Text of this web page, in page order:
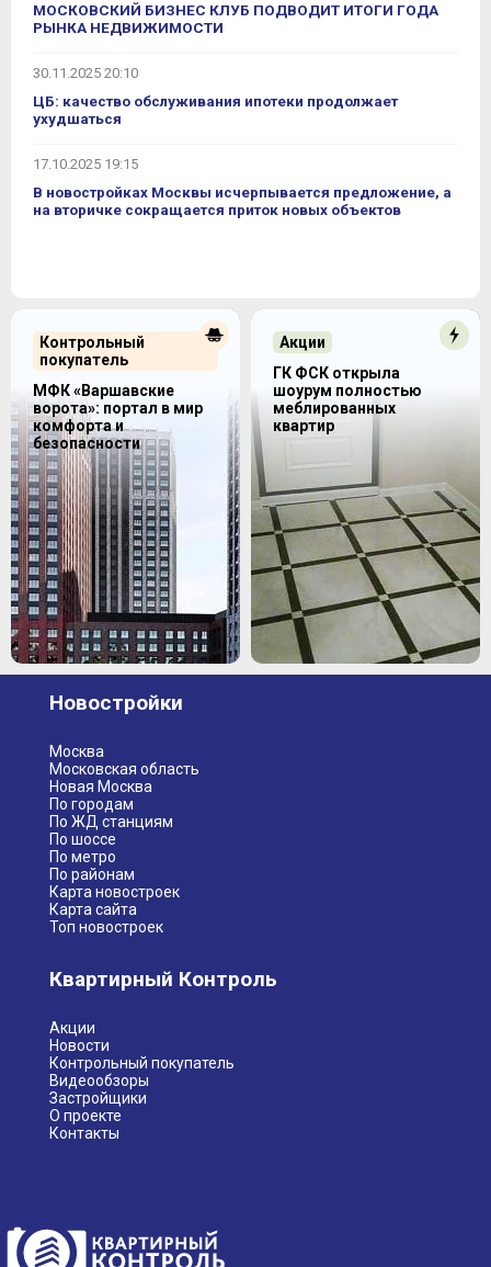
МОСКОВСКИЙ БИЗНЕС КЛУБ ПОДВОДИТ ИТОГИ ГОДА
РЫНКА НЕДВИЖИМОСТИ
30.11.2025 20:10
ЦБ: качество обслуживания ипотеки продолжает
ухудшаться
17.10.2025 19:15
В новостройках Москвы исчерпывается предложение, а
на вторичке сокращается приток новых объектов
Контрольный
покупатель
МФК «Варшавские
ворота»: портал в мир
комфорта и
безопасности
Акции
ГК ФСК открыла
шоурум полностью
меблированных
квартир
Новостройки
Москва
Московская область
Новая Москва
По городам
По ЖД станциям
По шоссе
По метро
По районам
Карта новостроек
Карта сайта
Топ новостроек
Квартирный Контроль
Акции
Новости
Контрольный покупатель
Видеообзоры
Застройщики
О проекте
Контакты